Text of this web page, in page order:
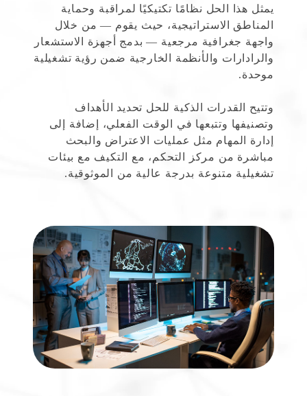
يمثل هذا الحل نظامًا تكتيكيًا لمراقبة وحماية
المناطق الاستراتيجية، حيث يقوم — من خلال
واجهة جغرافية مرجعية — بدمج أجهزة الاستشعار
والرادارات والأنظمة الخارجية ضمن رؤية تشغيلية
موحدة.
وتتيح القدرات الذكية للحل تحديد الأهداف
وتصنيفها وتتبعها في الوقت الفعلي، إضافة إلى
إدارة المهام مثل عمليات الاعتراض والبحث
مباشرة من مركز التحكم، مع التكيف مع بيئات
تشغيلية متنوعة بدرجة عالية من الموثوقية.